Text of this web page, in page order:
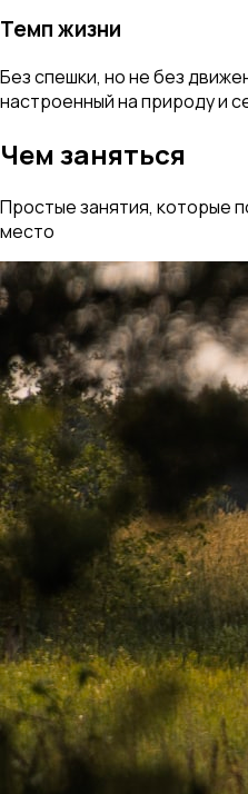
Темп жизни
Без спешки, но не без
настроенный на природу и
Чем заняться
Простые занятия, которые
место